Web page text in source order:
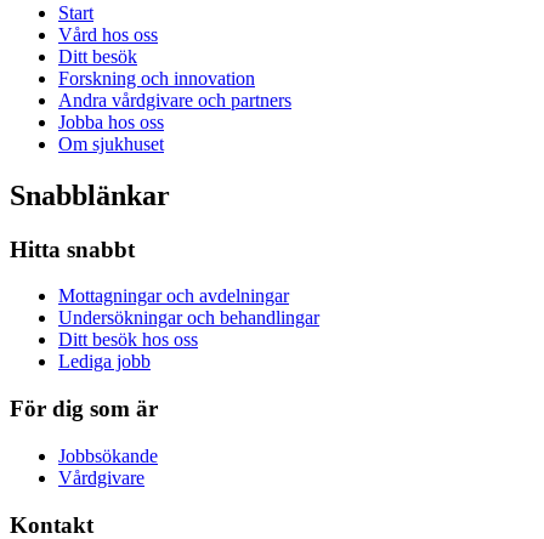
Start
Vård hos oss
Ditt besök
Forskning och innovation
Andra vårdgivare och partners
Jobba hos oss
Om sjukhuset
Snabblänkar
Hitta snabbt
Mottagningar och avdelningar
Undersökningar och behandlingar
Ditt besök hos oss
Lediga jobb
För dig som är
Jobbsökande
Vårdgivare
Kontakt